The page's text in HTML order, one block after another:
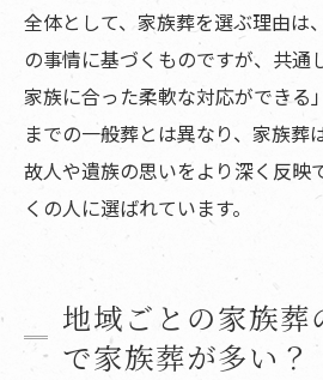
全体として、家族葬を選ぶ理由は
の事情に基づくものですが、共通
家族に合った柔軟な対応ができる
までの一般葬とは異なり、家族葬
故人や遺族の思いをより深く反映
くの人に選ばれています。
地域ごとの家族葬
で家族葬が多い？